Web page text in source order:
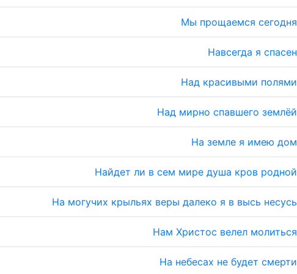
Мы прощаемся сегодня
Навсегда я спасен
Над красивыми полями
Над мирно спавшего землёй
На земле я имею дом
Найдет ли в сем мире душа кров родной
На могучих крыльях веры далеко я в высь несусь
Нам Христос велел молиться
На небесах не будет смерти